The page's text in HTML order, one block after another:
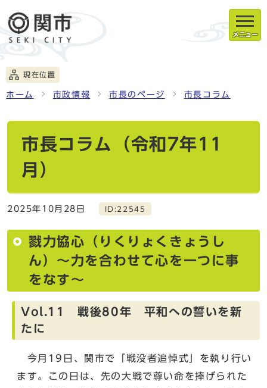
メニュー
現在位置
ホーム 市政情報 市長のページ 市長コラム
市長コラム（令和7年11
月）
2025年10月28日 ID:22545
戮力協心（りくりょくきょうし
ん）～力を合わせて心を一つに事
をなす～
Vol.11 戦後80年 平和への誓いを新
たに
今月19日、関市で「戦没者追悼式」を執り行い
ます。この日は、先の大戦で尊い命を捧げられた